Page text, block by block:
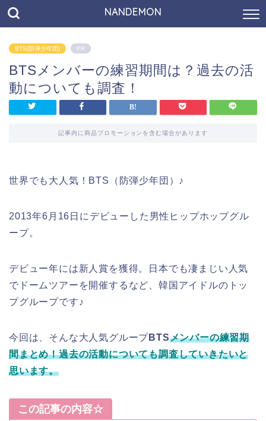
NANDEMON
BTS(防弾少年団) PR
BTSメンバーの練習期間は？過去の活
動についても調査！
記事内に商品プロモーションを含む場合があります
世界でも大人気！BTS（防弾少年団）♪
2013年6月16日にデビューした男性ヒップホップグル
ープ。
デビュー年には新人賞を獲得。日本でも凄まじい人気
でドームツアーを開催するなど、韓国アイドルのトッ
プグループです♪
今回は、そんな大人気グループBTSメンバーの練習期
間まとめ！過去の活動についても調査していきたいと
思います。
この記事の内容☆